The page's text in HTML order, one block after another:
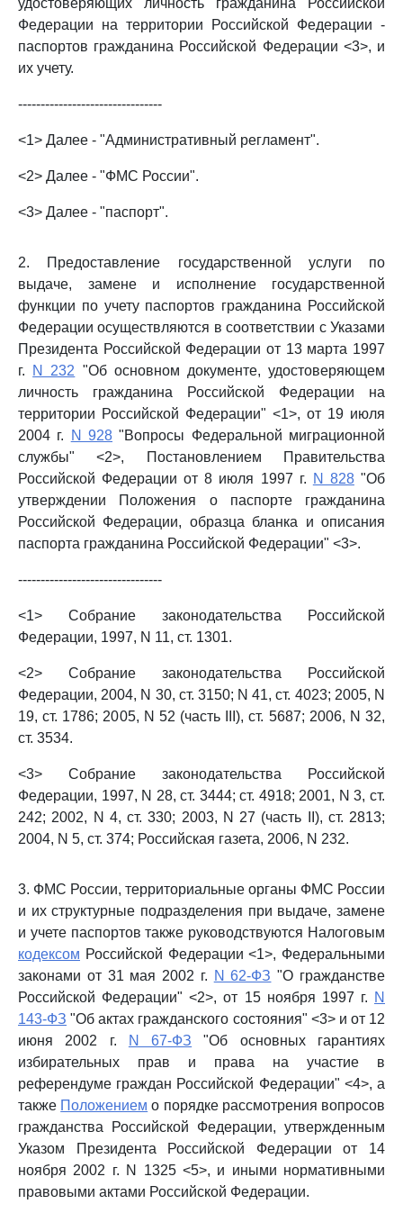
удостоверяющих личность гражданина Российской
Федерации на территории Российской Федерации -
паспортов гражданина Российской Федерации <3>, и
их учету.
--------------------------------
<1> Далее - "Административный регламент".
<2> Далее - "ФМС России".
<3> Далее - "паспорт".
2. Предоставление государственной услуги по
выдаче, замене и исполнение государственной
функции по учету паспортов гражданина Российской
Федерации осуществляются в соответствии с Указами
Президента Российской Федерации от 13 марта 1997
г.
N 232 "Об основном документе, удостоверяющем
личность гражданина Российской Федерации на
территории Российской Федерации" <1>, от 19 июля
2004 г.
N 928 "Вопросы Федеральной миграционной
службы" <2>, Постановлением Правительства
Российской Федерации от 8 июля 1997 г. N 828"Об
утверждении Положения о паспорте гражданина
Российской Федерации, образца бланка и описания
паспорта гражданина Российской Федерации" <3>.
--------------------------------
<1> Собрание законодательства Российской
Федерации, 1997, N 11, ст. 1301.
<2> Собрание законодательства Российской
Федерации, 2004, N 30, ст. 3150; N 41, ст. 4023; 2005, N
19, ст. 1786; 2005, N 52 (часть III), ст. 5687; 2006, N 32,
ст. 3534.
<3> Собрание законодательства Российской
Федерации, 1997, N 28, ст. 3444; ст. 4918; 2001, N 3, ст.
242; 2002, N 4, ст. 330; 2003, N 27 (часть II), ст. 2813;
2004, N 5, ст. 374; Российская газета, 2006, N 232.
3. ФМС России, территориальные органы ФМС России
и их структурные подразделения при выдаче, замене
и учете паспортов также руководствуются Налоговым
кодексом Российской Федерации <1>, Федеральными
законами от 31 мая 2002 г. N 62-ФЗ "О гражданстве
Российской Федерации" <2>, от 15 ноября 1997 г. N
143-ФЗ "Об актах гражданского состояния" <3> и от 12
июня 2002 г.
N 67-ФЗ "Об основных гарантиях
избирательных прав и права на участие в
референдуме граждан Российской Федерации" <4>, а
также Положением о порядке рассмотрения вопросов
гражданства Российской Федерации, утвержденным
Указом Президента Российской Федерации от 14
ноября 2002 г. N 1325 <5>, и иными нормативными
правовыми актами Российской Федерации.